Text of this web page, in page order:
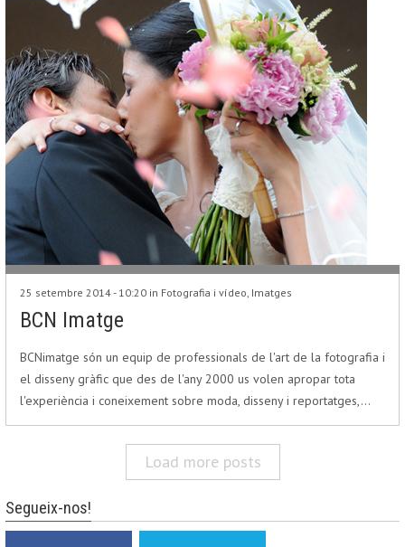
25 setembre 2014 - 10:20 in Fotografia i vídeo, Imatges
BCN Imatge
BCNimatge són un equip de professionals de l'art de la fotografia i
el disseny gràfic que des de l'any 2000 us volen apropar tota
l'experiència i coneixement sobre moda, disseny i reportatges,…
Load more posts
Segueix-nos!